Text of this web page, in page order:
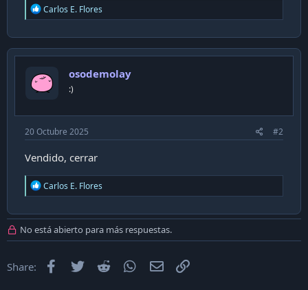
R
e
c
t
o
s
Carlos E. Flores
osodemolay
:)
20 Octubre 2025 #2
Vendido, cerrar
R
e
c
t
i
Carlos E. Flores
No está abierto para más respuestas.
Share: Facebook
Twitter Reddit WhatsApp
Email